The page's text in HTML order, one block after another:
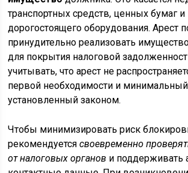
транспортных средств, ценных бумаг и
дорогостоящего оборудования. Арест
принудительно реализовать
для покрытия налоговой
учитывать, что арест не
первой необходимости и
установленный законом.
Чтобы минимизировать риск
рекомендуетсясвоевременно
от налоговых органов и поддерживать